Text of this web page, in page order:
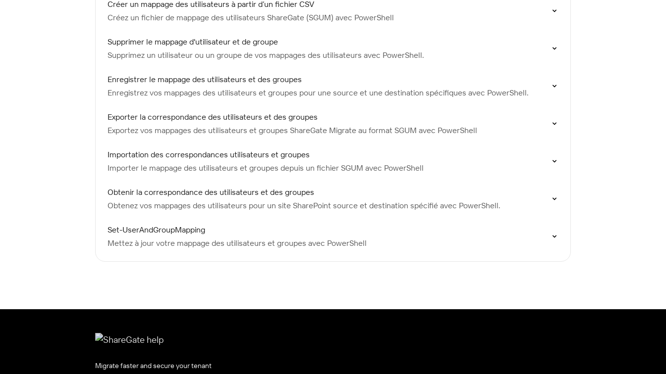
Créer un mappage des utilisateurs à partir d’un fichier CSV
Créez un fichier de mappage des utilisateurs ShareGate (SGUM) avec PowerShell
Supprimer le mappage d'utilisateur et de groupe
Supprimez un utilisateur ou un groupe de vos mappages des utilisateurs avec PowerShell.
Enregistrer le mappage des utilisateurs et des groupes
Enregistrez vos mappages des utilisateurs et groupes pour une source et une destination spécifiques avec PowerShell.
Exporter la correspondance des utilisateurs et des groupes
Exportez vos mappages des utilisateurs et groupes ShareGate Migrate au format SGUM avec PowerShell
Importation des correspondances utilisateurs et groupes
Importer le mappage des utilisateurs et groupes depuis un fichier SGUM avec PowerShell
Obtenir la correspondance des utilisateurs et des groupes
Obtenez vos mappages des utilisateurs pour un site SharePoint source et destination spécifié avec PowerShell.
Set-UserAndGroupMapping
Mettez à jour votre mappage des utilisateurs et groupes avec PowerShell
Migrate faster and secure your tenant